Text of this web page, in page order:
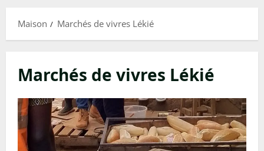
Maison
Marchés de vivres Lékié
Marchés de vivres Lékié